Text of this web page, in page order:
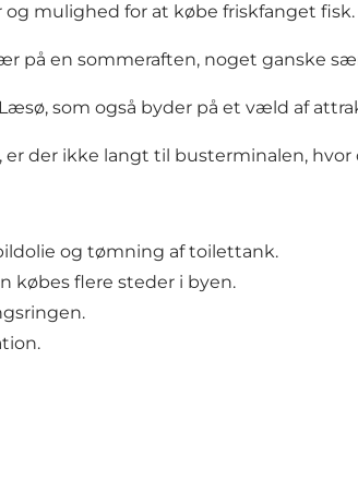
og mulighed for at købe friskfanget fisk.
på en sommeraften, noget ganske
Læsø, som også byder på et væld af
er der ikke langt til busterminalen,
og tømning af toilettank.
købes flere steder i byen.